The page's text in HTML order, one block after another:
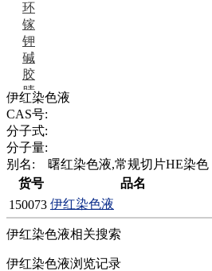
环
镓
钾
碱
胶
腈
精
肼
醌
蜡
锂
啉
磷
膦
硫
铝
伊红染色液
CAS号:
分子式:
分子量:
别名:
曙红染色液,常规切片HE染色
货号
品名
150073 伊红染色液
伊红染色液相关搜索
伊红染色液浏览记录